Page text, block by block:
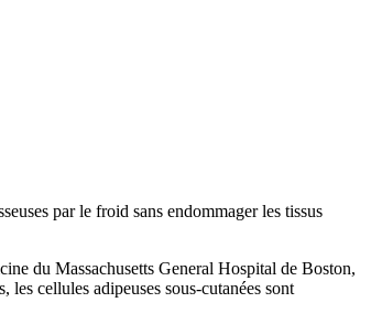
par le froid sans endommager les tissus
du Massachusetts General Hospital de Boston,
cellules adipeuses sous-cutanées sont